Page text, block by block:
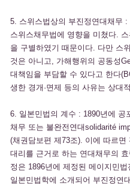
5. 스위스법상의 부진정연대채무
스위스채무법에 영향을 미쳤다.
을 구별하였기 때문이다. 다만 스
것은 아니고, 가해행위의 공동성
대책임을 부담할 수 있다고 한다
생한 경개·면제 등의 사유는 상대
6. 일본민법의 계수 : 1890년에 공
채무 또는 불완전연대solidarité
(채권담보편 제73조). 이에 따르
대리를 근거로 하는 연대채무의
정은 1896년에 제정된 메이지민
일본민법학에 소개되어 부진정연